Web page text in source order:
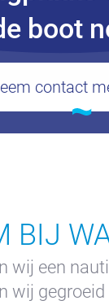
boot
contact
BIJ
wij een
wij